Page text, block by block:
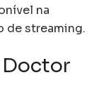
na
de streaming.
Doctor